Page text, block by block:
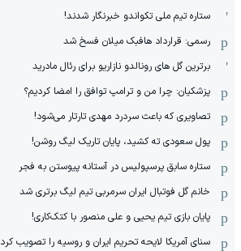
ستاره تیم ملی تکواندو خبرنگار شدند!
رسمی: قرارداد هافبک میلان فسخ شد
برترین گل های رونالدو نازاریو برای رئال مادرید
پزشکیان: چرا من و ترامپ توافق را امضا کردیم؟
تصاویری که باعث سردرد مهدی تارتار می‌شود!
پول سعودی ته کشید، پایان تاریک لیگ روشن!
ستاره سابق پرسپولیس در آستانه پیوستن به فجر
خانم گل فوتبال ایران سرمربی تیم لیگ برتری شد
پایان بازی تیم یحیی و علی منصور با کتک‌کاری!
سنای آمریکا لایحه تحریم ایران و روسیه را تصویب کرد